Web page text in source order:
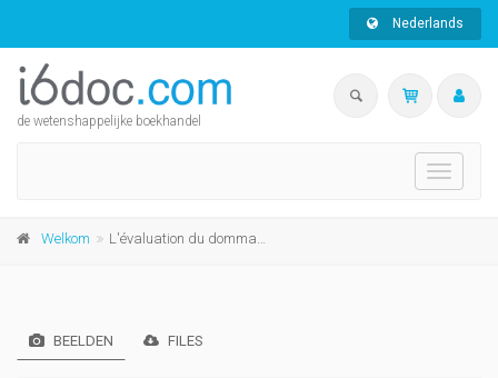
Nederlands
de wetenshappelijke boekhandel
Toggle
Welkom L'évaluation du dommage psychique
BEELDEN FILES